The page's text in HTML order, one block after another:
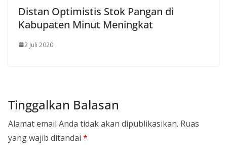
Distan Optimistis Stok Pangan di
Kabupaten Minut Meningkat
2 Juli 2020
Tinggalkan Balasan
Alamat email Anda tidak akan dipublikasikan. Ruas
yang wajib ditandai *